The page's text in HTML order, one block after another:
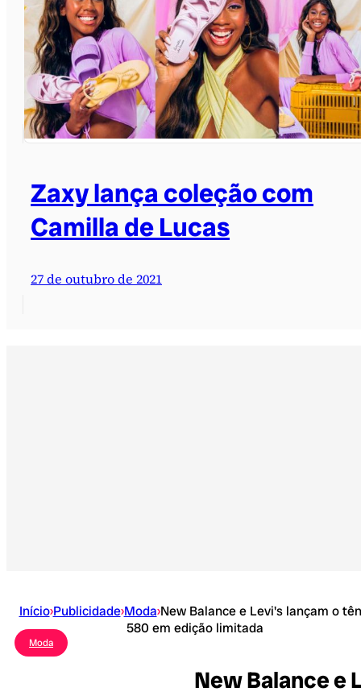
Zaxy lança coleção com
Camilla de Lucas
27 de outubro de 2021
Início›Publicidade›Moda›New Balance e Levi's lançam o
580 em edição limitada
Moda
New Balance e